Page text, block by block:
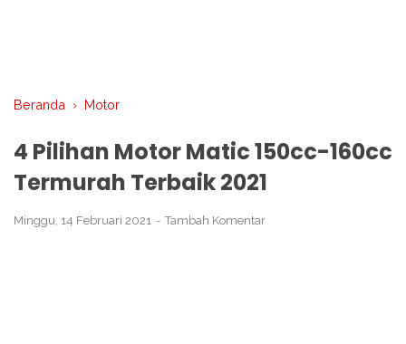
Beranda › Motor
4 Pilihan Motor Matic 150cc-160cc
Termurah Terbaik 2021
Minggu, 14 Februari 2021 Tambah Komentar